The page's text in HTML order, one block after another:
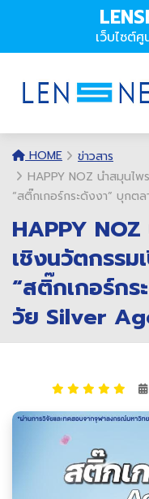
เว็บไซต์
HOME
ข่าวสาร
HAPPY NOZ นำสมุนไ
“สติ๊กเกอร์กระดังงา” บุกตล
HAPPY
เชิงนวัตกรรม
“สติ๊กเกอร์ก
วัย Silver